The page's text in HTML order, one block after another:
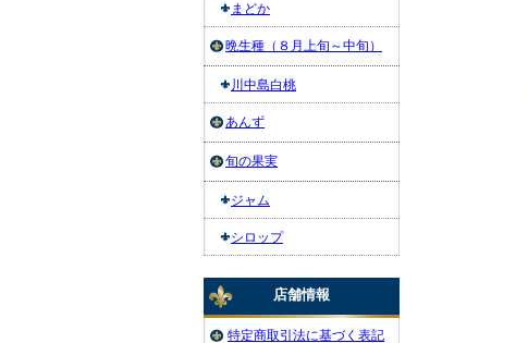
まどか
晩生種（８月上旬～中旬）
川中島白桃
あんず
旬の果実
ジャム
シロップ
店舗情報
特定商取引法に基づく表記